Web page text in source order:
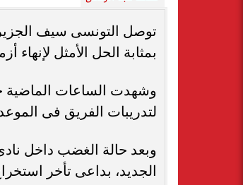
توصل التونسى سيف
بمثابة الحل الأمثل
وشهدت الساعات الماضية
لتدريبات الفريق فى
وبعد حالة الغضب داخل
الجديد، بداعى تأخر